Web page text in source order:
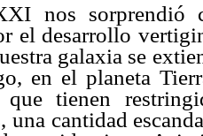
nos sorprendió
el desarrollo
galaxia se
en el planeta
tienen
una cantidad